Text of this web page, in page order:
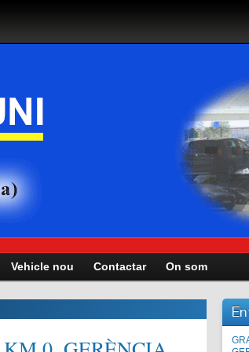
Vehicle nou Contactar On som